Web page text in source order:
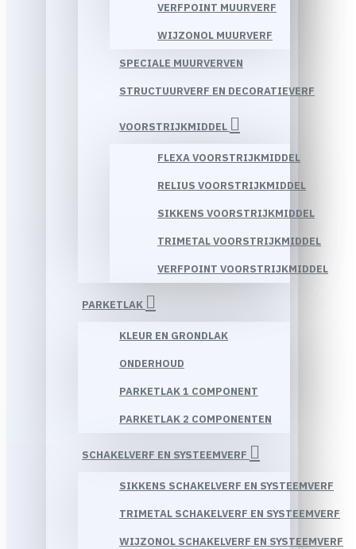
VERFPOINT MUURVERF
WIJZONOL MUURVERF
SPECIALE MUURVERVEN
STRUCTUURVERF EN DECORATIEVERF
VOORSTRIJKMIDDEL
FLEXA VOORSTRIJKMIDDEL
RELIUS VOORSTRIJKMIDDEL
SIKKENS VOORSTRIJKMIDDEL
TRIMETAL VOORSTRIJKMIDDEL
VERFPOINT VOORSTRIJKMIDDEL
PARKETLAK
KLEUR EN GRONDLAK
ONDERHOUD
PARKETLAK 1 COMPONENT
PARKETLAK 2 COMPONENTEN
SCHAKELVERF EN SYSTEEMVERF
SIKKENS SCHAKELVERF EN SYSTEEMVERF
TRIMETAL SCHAKELVERF EN SYSTEEMVERF
WIJZONOL SCHAKELVERF EN SYSTEEMVERF